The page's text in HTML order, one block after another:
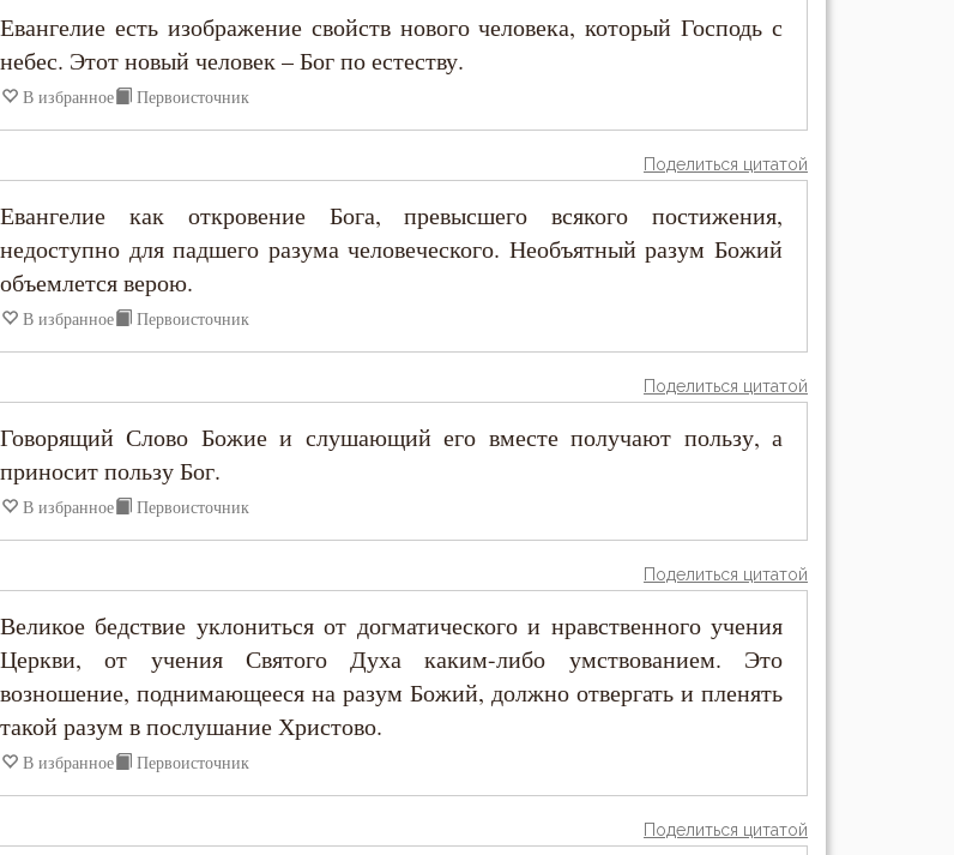
Оптинский (Плиханков)
Великий
Великий (Двоеслов)
Нисский
Палама
Чудотворец
Ростовский
Евангелие есть изображение свойств нового человека, который Господь с
небес. Этот новый человек – Бог по естеству.
В избранное Первоисточник
Поделиться цитатой
Евангелие как откровение Бога, превысшего всякого постижения,
недоступно для падшего разума человеческого. Необъятный разум Божий
объемлется верою.
В избранное Первоисточник
Поделиться цитатой
Говорящий Слово Божие и слушающий его вместе получают пользу, а
приносит пользу Бог.
В избранное Первоисточник
Поделиться цитатой
Великое бедствие уклониться от догматического и нравственного учения
Церкви, от учения Святого Духа каким-либо умствованием. Это
возношение, поднимающееся на разум Божий, должно отвергать и пленять
такой разум в послушание Христово.
В избранное Первоисточник
Поделиться цитатой